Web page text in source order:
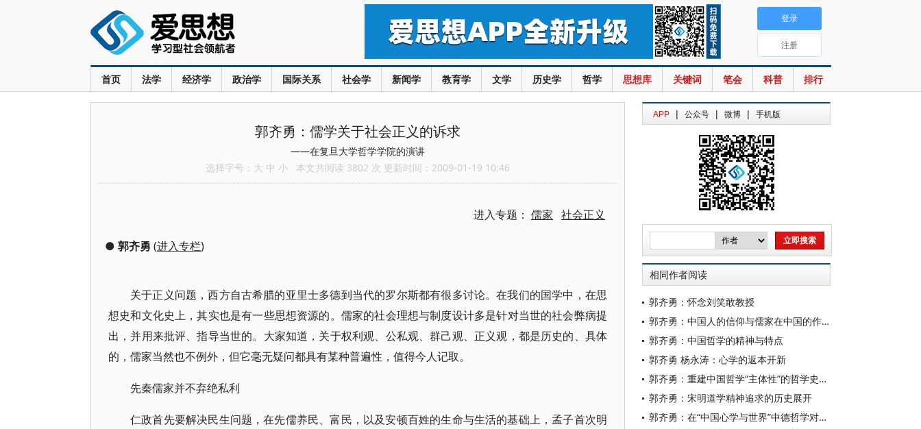
首页 法学 经济学 政治学 国际关系 社会学 新闻学 教育学 文学 历史学 哲学 思想库 关键词 笔会 科普 排行
登录
注册
郭齐勇：儒学关于社会正义的诉求
——在复旦大学哲学学院的演讲
选择字号： 大 中 小 本文共阅读 3802 次 更新时间：2009-01-19 10:46
进入专题： 儒家 社会正义
● 郭齐勇 (进入专栏)
关于正义问题，西方自古希腊的亚里士多德到当代的罗尔斯都有很多讨论。在我们的国学中，在思
想史和文化史上，其实也是有一些思想资源的。儒家的社会理想与制度设计多是针对当世的社会弊病提
出，并用来批评、指导当世的。大家知道，关于权利观、公私观、群己观、正义观，都是历史的、具体
的，儒家当然也不例外，但它毫无疑问都具有某种普遍性，值得今人记取。
先秦儒家并不弃绝私利
仁政首先要解决民生问题，在先儒养民、富民，以及安顿百姓的生命与生活的基础上，孟子首次明
APP | 公众号 | 微博 | 手机版
相同作者阅读
郭齐勇：怀念刘笑敢教授
郭齐勇：中国人的信仰与儒家在中国的作用
郭齐勇：中国哲学的精神与特点
郭齐勇 杨永涛：心学的返本开新
郭齐勇：重建中国哲学“主体性”的哲学史书写
郭齐勇：宋明道学精神追求的历史展开
郭齐勇：在“中国心学与世界”中德哲学对话开幕式上的讲话